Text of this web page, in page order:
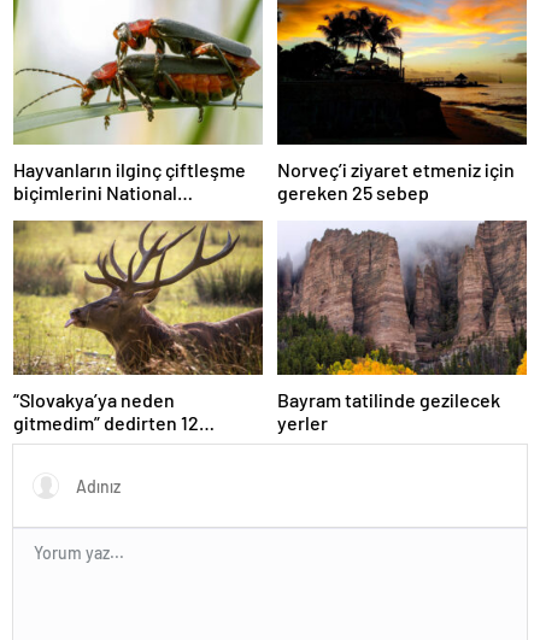
Hayvanların ilginç çiftleşme
biçimlerini National
Geographic görüntüledi.
Norveç’i ziyaret etmeniz için
gereken 25 sebep
“Slovakya’ya neden
gitmedim” dedirten 12
fotoğraf
Bayram tatilinde gezilecek
yerler